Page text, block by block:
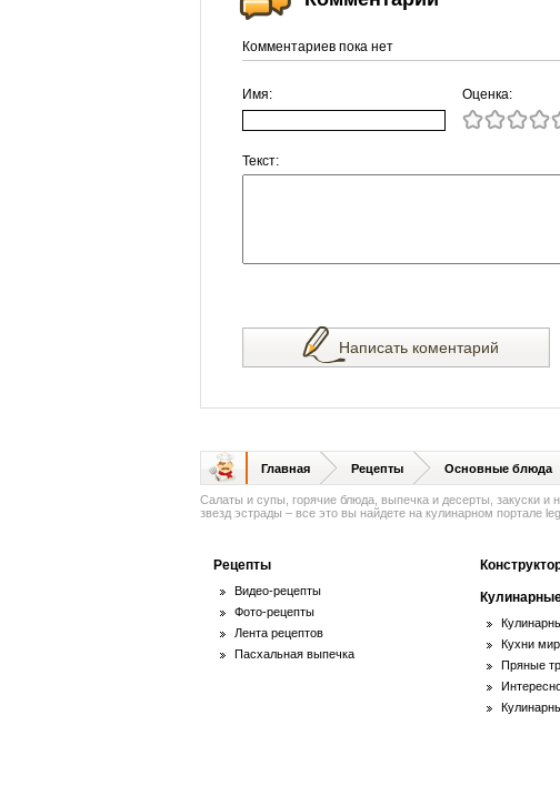
Комментариев пока нет
Имя: Оценка:
Текст:
Написать коментарий
Главная Рецепты Основные блюда
Салаты и супы, горячие блюда, выпечка и десерты, закуски
звезд эстрады – все это вы найдете на кулинарном портале
Рецепты
Видео-рецепты
Фото-рецепты
Лента рецептов
Пасхальная выпечка
Кухни
Пряные